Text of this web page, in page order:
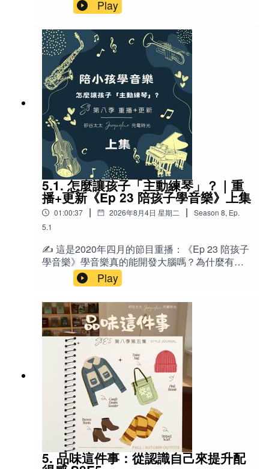
Rosetta Stone：羅塞塔石碑（知名語言學習軟體）
✨ 重點與金句：
「二到十歲是腦部可塑性的黃金時期，學語言最快最輕
鬆。」
「不同的語言有不同的邏輯，越早接觸越容易內化。」
「語言是生存的工具，如果不是生存必要，小孩就比較
難有內在動機。」
「每天接觸一點點（palatable），就是持續進步的關
鍵。」
「OPOL策略像生存工具，激發孩子用該語言溝通的本
「雙語不是固定狀態，而是一個動態的過程，會隨環境
「不要裝聽不懂，而是用自然方式引導孩子轉換語言，
維持良好溝通關係。」
＊節目贊助商：
Flora Chen 房屋仲介 408-981-0730 (COMPASS 矽谷灣
區）
REALTOR® | DRE 01334314
https://www.compass.com/agents/flora-chen/
doom scrolling → 無止盡地刷短視頻／滑手機
應用程式 - holistic →整體的、全面的 - consistent
→ 一致的 - Video Chat → 視訊通話 - Family
Media Plan → 家庭媒體計畫 - Minecraft →（麥
塊，電腦遊戲） - sky → Sky（遊戲） - Genshin
Impact → 原神（遊戲） - Pinterest → 拼趣，圖片
社群 - Etsy → Etsy.com（手作商品平台） -
Screen time → 螢幕時間 - downtime → 關機時間
／休息時間（家長控制功能） - FaceTime → 視訊
通話 程式- freak out → 驚慌失措／過度反應 -
Piñata → 皮納塔（生日派對打的糖果玩具） -
AAP → American Academy of Pediatrics（美國
兒科學會） - Anxiety → 焦慮 - Depression → 憂
鬱 - Body Dysmorphia → 身體形象扭曲／身體畸
形恐懼症 🌟金句「螢幕，只是另一個孩子喜歡的
東西。」 「先不要把螢幕當成魔鬼，不要把自己
當成和魔鬼交易的、失敗的父母。」 「你面對的
子跨越文明之河的一艘高科技艦艇。」 「過度反
應會造成惡性循環，溫柔提醒比沒收更有效。
「做個現代人，這（學習管理螢幕使用時間與內
容）是我們的共業，也是共同的幸福。」 🎙️相關
下集含催眠妹妹考上樂團大提琴首席的過
程） 《S7E16 管太多？不夠嚴？「失敗的父母」
有感！》 《Ep 39 餐桌上的手機》《Ep 27 非常
時期Screen Time放輕鬆--我們的思考與討論
陪孩子學音樂》下集 + 更新學音樂真的能開發大
腦嗎？為什麼有些家庭因為學琴而關係緊張？三
位都在彈琴的媽媽——Pauline、Jacqueline、
LingYing，從自己的學琴心路歷程談起，分享如
何培養孩子對音樂的興趣、決定樂器、找老師、
建立練習習慣，以及面對孩子說「我不想學了」
時該怎麼辦。這集沒有標準答案，只有真實經驗
與實用技巧，適合所有正在陪孩子學音樂、或想
重新思考「音樂教育」的爸媽收聽。❤️ 本重播適
合收聽對象：家有學齡前到小學階段孩子、正在
考慮或已經讓孩子學音樂／樂器的爸媽 自己曾因
學琴受傷、現在想用不同方式引導孩子的父母 對
「培養興趣 vs. 建立紀律」感到兩難的家長 想了
解美國華人家庭實際如何安排練琴、選老師、處
理撞牆期的聽眾 喜歡聽真實經驗分享、而非純理
論教養的家長🔤英文recital：演奏會／發表
會 GIG：演出／駐唱工作 boundary：界
限 guideline：指引／指導原則 technique：技
巧 structural：有結構的、系統化的 portable：方
便攜帶的 repertoire：曲目庫 incentive：誘因／
獎勵 overwhelm：壓垮、不知所措 motivation：
動機 ”tune in“ to your kids：靜下心來感受／連結
off：關掉（大腦）、放空 seating audition 席位考
試｜試鏡/試聽Sebastian 賽巴斯丁predator 獵食
者prey 獵物🌟金句 「音樂在我生命中是很美好
的，但它不是全部。」 「寧可縮短時間，但盡量
不要間斷。」 「媽媽是你的一面鏡子，如果你不
需要天天照鏡子，就等到需要的時候再來找
我。」 「表演的目的不是表現自己，而是分享音
樂帶給你的快樂。」 「我們只是孩子帶到這個世
界上的其中一個資源而已。」 「小孩就算暫時不
學，只要還是喜歡音樂，就已經收到這份禮物
了。」 📚參考資料 《蜜蜂與月淚》（小說，引發
重新學琴的契機） Music Together（全美兒童音
樂課程） Music for Young Children（團體班教材
Play
5.1. 怎麼讓孩子「主動練琴」？｜重
播+更新《Ep 23 陪孩子學音樂》上集
01:00:37 | 2026年8月4日 星期二 | Season 8, Ep.
5.1
✍️ 這是2020年四月的節目重播：《Ep 23 陪孩子
學音樂》學音樂真的能開發大腦嗎？為什麼有些
家庭因為學琴而關係緊張？三位都在彈琴的媽媽
——Pauline、Jacqueline、LingYing，從自己的
學琴心路歷程談起，分享如何培養孩子對音樂的
興趣、決定樂器、找老師、建立練習習慣，以及
面對孩子說「我不想學了」時該怎麼辦。這集沒
有標準答案，只有真實經驗與實用技巧，適合所
有正在陪孩子學音樂、或想重新思考「音樂教
育」的爸媽收聽。下集節目後半段更新部分，J 分
享上週「催眠」妹妹，幫妹妹克服緊張，考上樂
團首席的過程。❤️ 本重播適合收聽對象：家有學
齡前到小學階段孩子、正在考慮或已經讓孩子學
音樂／樂器的爸媽 自己曾因學琴受傷、現在想用
不同方式引導孩子的父母 對「培養興趣 vs. 建立
紀律」感到兩難的家長 想了解美國華人家庭實際
如何安排練琴、選老師、處理撞牆期的聽眾 喜歡
聽真實經驗分享、而非純理論教養的家長🔤英文
Play
5. 品味這件事：從認識自己來提升配